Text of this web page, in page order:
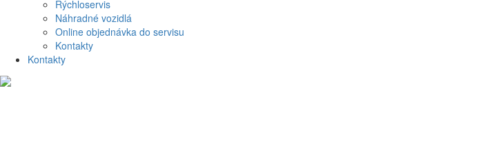
Rýchloservis
Náhradné vozidlá
Online objednávka do servisu
Kontakty
Kontakty